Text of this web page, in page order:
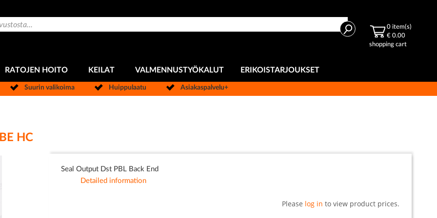
Haku 0 item(s)
€ 0.00
shopping cart
RATOJEN HOITO KEILAT VALMENNUSTYÖKALUT ERIKOISTARJOUKSET
Suurin valikoima Huippulaatu Asiakaspalvelu+
HC
Seal Output Dst PBL Back End
Detailed information
Please log in to view product prices.